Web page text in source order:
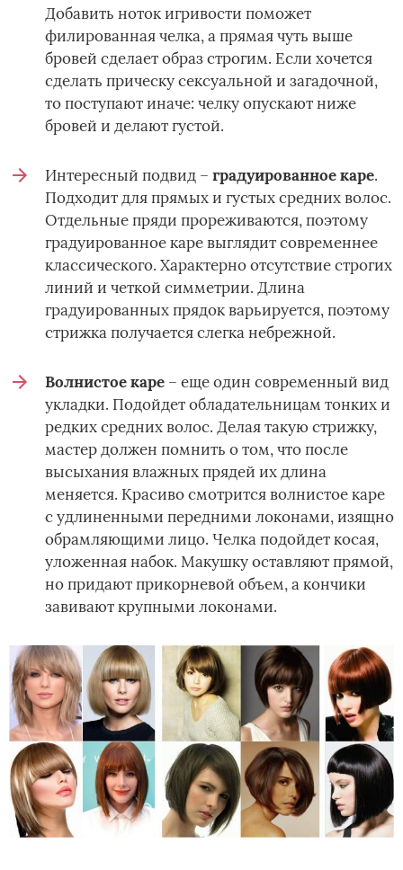
Добавить ноток игривости поможет
филированная челка, а прямая чуть выше
бровей сделает образ строгим. Если хочется
сделать прическу сексуальной и загадочной,
то поступают иначе: челку опускают ниже
бровей и делают густой.
Интересный подвид – градуированное каре.
Подходит для прямых и густых средних волос.
Отдельные пряди прореживаются, поэтому
градуированное каре выглядит современнее
классического. Характерно отсутствие строгих
линий и четкой симметрии. Длина
градуированных прядок варьируется, поэтому
стрижка получается слегка небрежной.
Волнистое каре – еще один современный вид
укладки. Подойдет обладательницам тонких и
редких средних волос. Делая такую стрижку,
мастер должен помнить о том, что после
высыхания влажных прядей их длина
меняется. Красиво смотрится волнистое каре
с удлиненными передними локонами, изящно
обрамляющими лицо. Челка подойдет косая,
уложенная набок. Макушку оставляют прямой,
но придают прикорневой объем, а кончики
завивают крупными локонами.